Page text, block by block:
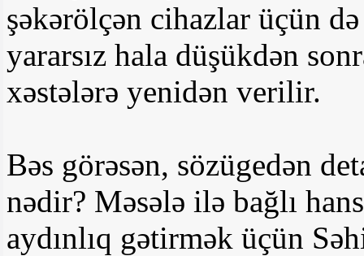
şəkərölçən cihazlar üçün
yararsız hala düşükdən
xəstələrə yenidən verilir.
Bəs görəsən, sözügedən
nədir? Məsələ ilə bağlı
aydınlıq gətirmək üçün